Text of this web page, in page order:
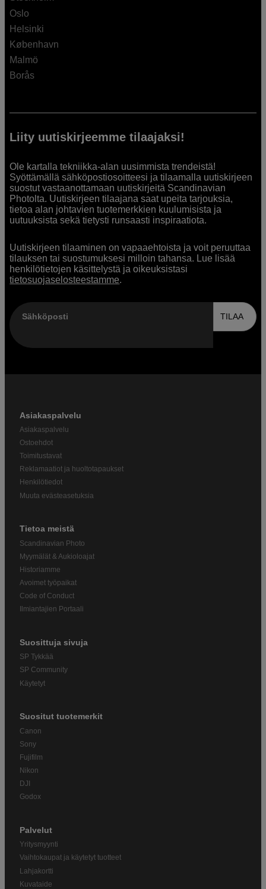
Oslo
Helsinki
København
Malmö
Borås
Liity uutiskirjeemme tilaajaksi!
Ole kartalla tekniikka-alan uusimmista trendeistä!
Syöttämällä sähköpostiosoitteesi ja tilaamalla uutiskirjeen
suostut vastaanottamaan uutiskirjeitä Scandinavian
Photolta. Uutiskirjeen tilaajana saat upeita tarjouksia,
tietoa alan johtavien tuotemerkkien kuulumisista ja
uutuuksista sekä tietysti runsaasti inspiraatiota.
Uutiskirjeen tilaaminen on vapaaehtoista ja voit peruuttaa
tilauksen tai suostumuksesi milloin tahansa. Lue lisää
henkilötietojen käsittelystä ja oikeuksistasi
tietosuojaselosteestamme.
Sähköposti TILAA
Asiakaspalvelu
Asiakaspalvelu
Ostoehdot
Toimitustavat
Reklamaatiot ja huoltotapaukset
Henkilötiedot
Muuta evästeasetuksia
Tietoa meistä
Scandinavian Photo
Myymälät & Aukioloajat
Historiamme
Avoimet työpaikat
Code of Conduct
Ilmiantajien Portaali
Suosittuja sivuja
SP Tykkää
SP Community
Käytetyt
Suositut tuotemerkit
Canon
Sony
Fujifilm
Nikon
DJI
Godox
Palvelut
Yritysmyynti
Vaihtokaupat ja käytetyt tuotteet
Lahjakortti
Kuvataide